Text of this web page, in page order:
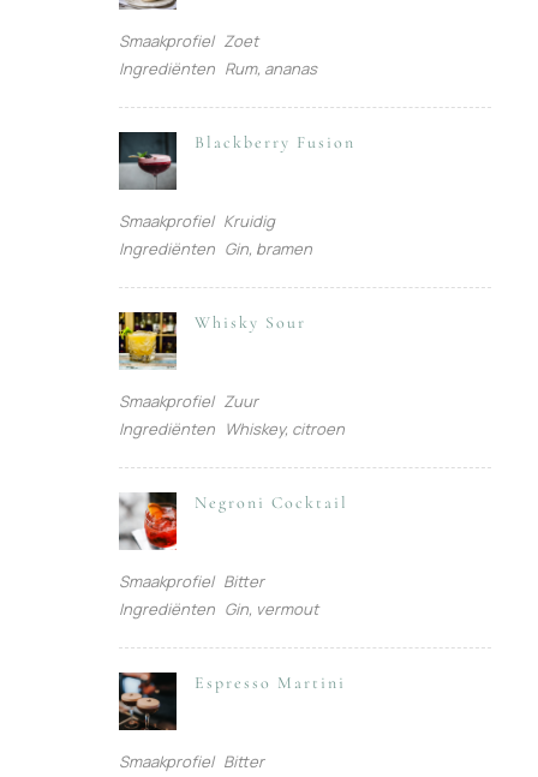
Smaakprofiel Zoet
Ingrediënten Rum, ananas
Blackberry Fusion
Smaakprofiel Kruidig
Ingrediënten Gin, bramen
Whisky Sour
Smaakprofiel Zuur
Ingrediënten Whiskey, citroen
Negroni Cocktail
Smaakprofiel Bitter
Ingrediënten Gin, vermout
Espresso Martini
Smaakprofiel Bitter